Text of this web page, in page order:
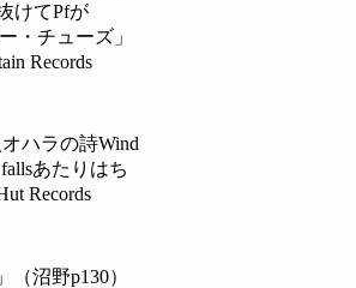
けてPfが
・チューズ」
Records
ハラの詩Wind
あたりはち
Records
沼野p130）